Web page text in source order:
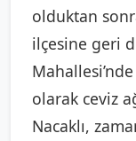
olduktan
ilçesine geri
olarak ceviz
Nacaklı,